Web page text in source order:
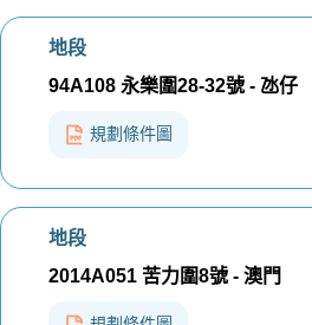
地段
94A108 永樂圍28-32號 - 氹仔
規劃條件圖
地段
2014A051 苦力圍8號 - 澳門